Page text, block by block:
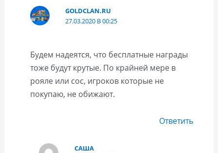
GOLDCLAN.RU
27.03.2020 В 00:25
Будем надеятся, что бесплатные награды
тоже будут крутые. По крайней мере в
рояле или coc, игроков которые не
покупаю, не обижают.
Ответить
САША